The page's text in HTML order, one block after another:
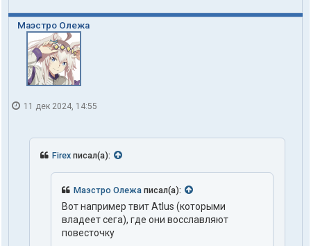
Маэстро Олежа
11 дек 2024, 14:55
Firex писал(а):
Маэстро Олежа писал(а):
Вот например твит Atlus (которыми
владеет сега), где они восславляют
повесточку